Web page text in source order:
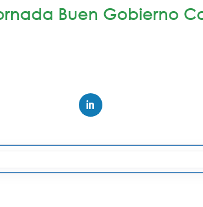
Buen Gobierno